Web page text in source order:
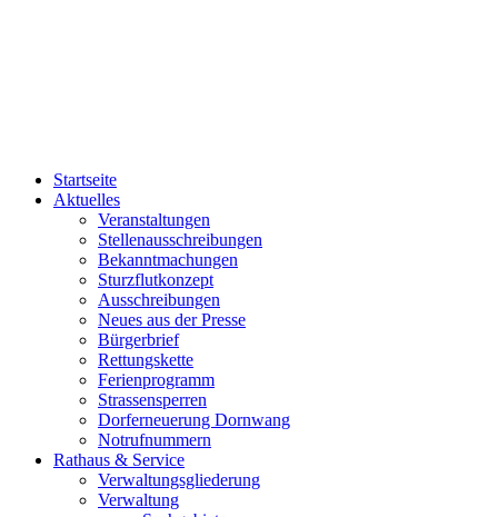
Startseite
Aktuelles
Veranstaltungen
Stellenausschreibungen
Bekanntmachungen
Sturzflutkonzept
Ausschreibungen
Neues aus der Presse
Bürgerbrief
Rettungskette
Ferienprogramm
Strassensperren
Dorferneuerung Dornwang
Notrufnummern
Rathaus & Service
Verwaltungsgliederung
Verwaltung